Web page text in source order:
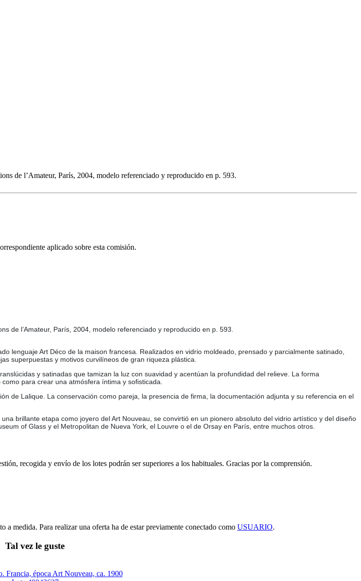
de l’Amateur, París, 2004, modelo referenciado y reproducido en p. 593.
aplicado sobre esta comisión.
de l’Amateur, París, 2004, modelo referenciado y reproducido en p. 593.
lenguaje Art Déco de la maison francesa. Realizados en vidrio moldeado, prensado y parcialmente satinado,
superpuestas y motivos curvilíneos de gran riqueza plástica.
y satinadas que tamizan la luz con suavidad y acentúan la profundidad del relieve. La forma
para crear una atmósfera íntima y sofisticada.
de Lalique. La conservación como pareja, la presencia de firma, la documentación adjunta y su referencia en el
brillante etapa como joyero del Art Nouveau, se convirtió en un pionero absoluto del vidrio artístico y del diseño
of Glass y el Metropolitan de Nueva York, el Louvre o el de Orsay en París, entre muchos otros.
recogida y envío de los lotes podrán ser superiores a los habituales. Gracias por la comprensión.
a medida. Para realizar una oferta ha de estar previamente conectado como USUARIO.
Tal vez le guste
Francia, época Art Nouveau, ca. 1900